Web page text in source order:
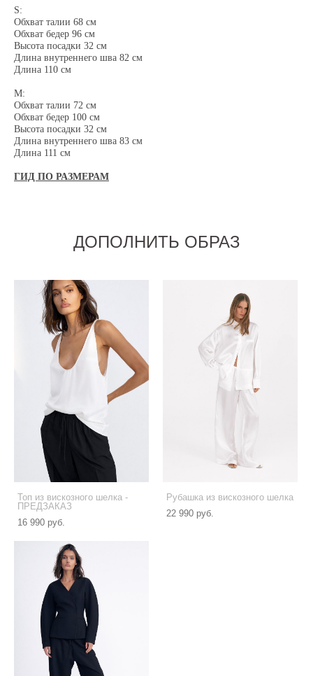
S:
Обхват талии 68 см
Обхват бедер 96 см
Высота посадки 32 см
Длина внутреннего шва 82 см
Длина 110 см
М:
Обхват талии 72 см
Обхват бедер 100 см
Высота посадки 32 см
Длина внутреннего шва 83 см
Длина 111 см
ГИД ПО РАЗМЕРАМ
ДОПОЛНИТЬ ОБРАЗ
Топ из вискозного шелка -
ПРЕДЗАКАЗ
16 990 pуб.
Рубашка из вискозного шелка
22 990 pуб.